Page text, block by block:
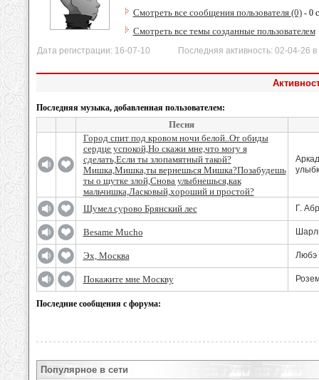
Смотреть все сообщения пользователя (0)- 0
Смотреть все темы созданные пользователем
Дата регистрации: 16-07-10 Последняя активность: 02-04-26 в
Последняя музыка, добавленная пользователем:
Песня
Город спит под кровом ночи белой..От обиды
сердце успокой,Но скажи мне,что могу я
сделать,Если ты злопамятный такой?
Мишка,Мишка,ты вернешься Мишка?Позабудешь
ты о шутке злой,Снова улыбнешься,как
мальчишка,Ласковый,хороший и простой?
Шумел сурово Брянский лес Г.
Besame Mucho
Эх, Москва Любэ
Покажите мне Москву
Последние сообщения с форума:
Популярное в сети